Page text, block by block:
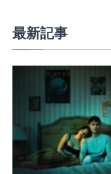
最新記事